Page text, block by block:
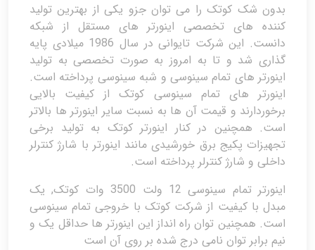
بدون شک کوتک را می توان جزو یکی از بهترین تولید
کننده های تخصصی اینورتر های مستقل از شبکه
دانست. این شرکت تایوانی در سال 1986 میلادی پایه
گذاری شد و تا به امروز به صورت تخصصی به تولید
اینورتر های تمام سینوسی و شبه سینوسی پرداخته است.
اینورتر های تمام سینوسی کوتک از کیفیت بالایی
برخوردارند و قیمت آن ها به نسبت سایر اینورتر ها بالاتر
است. همچنین در کنار اینورتر کوتک به تولید برخی
تجهیزات پکیج برق خورشیدی مانند اینورتر با شارژ کنترلر
داخلی و شارژ کنترلر پرداخته است.
اینورتر تمام سینوسی 12 ولت 3500 وات کوتک, یک
مبدل با کیفیت از شرکت کوتک با خروجی تمام سینوسی
است. همچنین توان راه انداز این اینورتر ها حداقل یک و
نیم برابر توان نامی درج شده بر روی آن است